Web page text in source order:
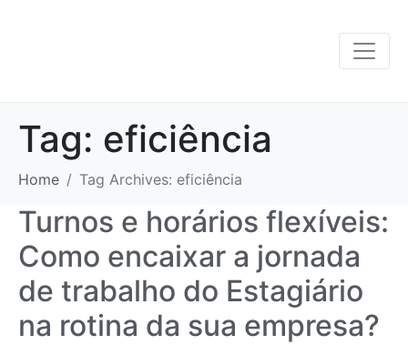
Tag: eficiência
Home Tag Archives: eficiência
Turnos e horários flexíveis:
Como encaixar a jornada
de trabalho do Estagiário
na rotina da sua empresa?